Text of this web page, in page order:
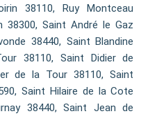
38110, Ruy Montceau
38300, Saint André le Gaz
38440, Saint Blandine
38110, Saint Didier de
de la Tour 38110, Saint
Saint Hilaire de la Cote
38440, Saint Jean de